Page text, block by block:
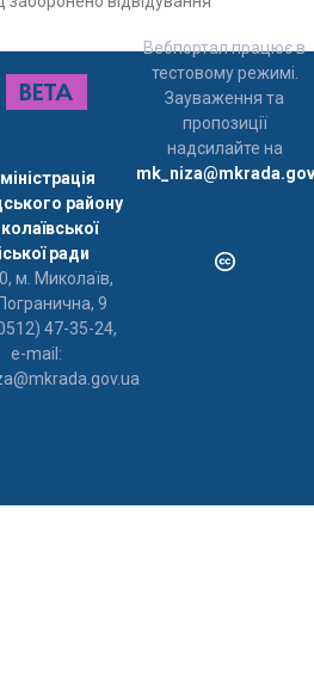
району
ради
м. Миколаїв,
9
47-35-24,
e-mail:
Вебпортал працює в
тестовому режимі.
Зауваження та
пропозиції
надсилайте на